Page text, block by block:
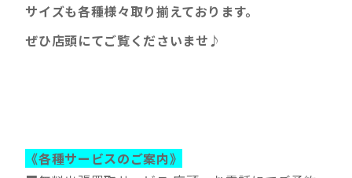
サイズも各種様々取り揃えております。
ぜひ店頭にてご覧くださいませ♪
《各種サービスのご案内》